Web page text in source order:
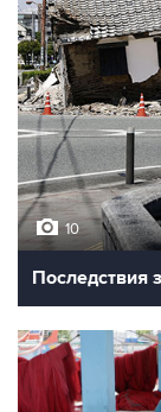
10
Последствия